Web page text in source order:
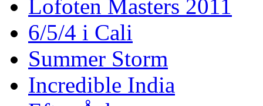
Lofoten Masters 2011
6/5/4 i Cali
Summer Storm
Incredible India